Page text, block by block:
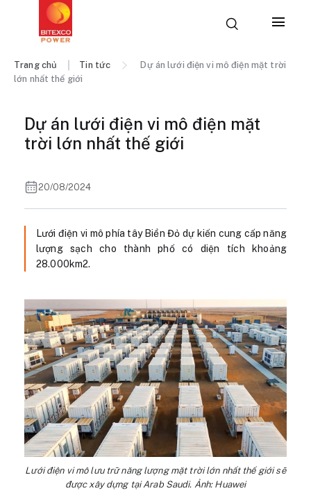
Trang chủ Tin tức
Dự án lưới điện vi mô điện mặt trời
lớn nhất thế giới
Dự án lưới điện vi mô điện mặt
trời lớn nhất thế giới
20/08/2024
Lưới điện vi mô phía tây Biển Đỏ dự kiến cung cấp năng
lượng sạch cho thành phố có diện tích khoảng
28.000km2.
Lưới điện vi mô lưu trữ năng lượng mặt trời lớn nhất thế giới sẽ
được xây dựng tại Arab Saudi. Ảnh: Huawei